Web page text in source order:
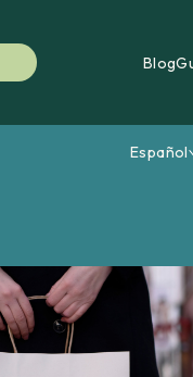
Blog
Español